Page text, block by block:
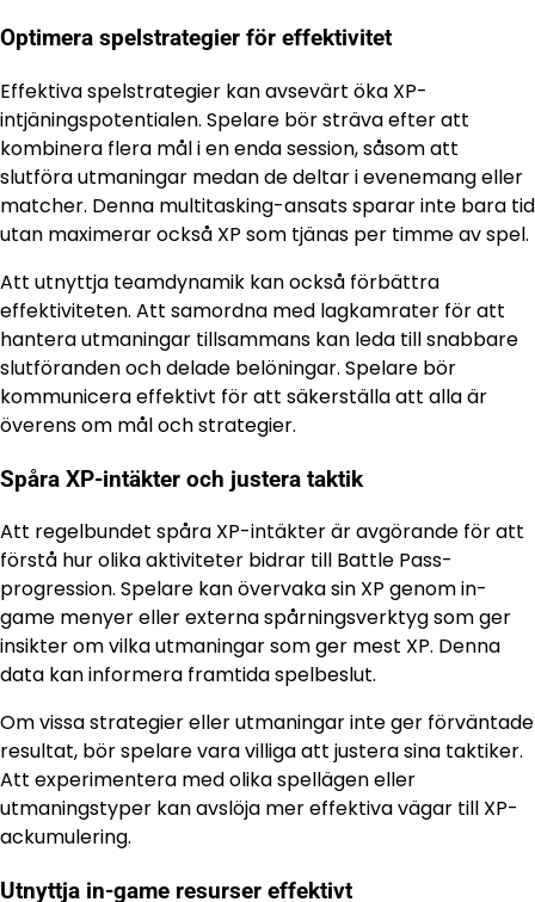
Optimera spelstrategier för effektivitet
Effektiva spelstrategier kan avsevärt öka XP-
intjäningspotentialen. Spelare bör sträva efter att
kombinera flera mål i en enda session, såsom att
slutföra utmaningar medan de deltar i evenemang eller
matcher. Denna multitasking-ansats sparar inte bara tid
utan maximerar också XP som tjänas per timme av spel.
Att utnyttja teamdynamik kan också förbättra
effektiviteten. Att samordna med lagkamrater för att
hantera utmaningar tillsammans kan leda till snabbare
slutföranden och delade belöningar. Spelare bör
kommunicera effektivt för att säkerställa att alla är
överens om mål och strategier.
Spåra XP-intäkter och justera taktik
Att regelbundet spåra XP-intäkter är avgörande för att
förstå hur olika aktiviteter bidrar till Battle Pass-
progression. Spelare kan övervaka sin XP genom in-
game menyer eller externa spårningsverktyg som ger
insikter om vilka utmaningar som ger mest XP. Denna
data kan informera framtida spelbeslut.
Om vissa strategier eller utmaningar inte ger förväntade
resultat, bör spelare vara villiga att justera sina taktiker.
Att experimentera med olika spellägen eller
utmaningstyper kan avslöja mer effektiva vägar till XP-
ackumulering.
Utnyttja in-game resurser effektivt